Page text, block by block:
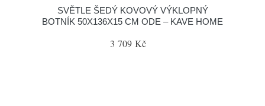
SVĚTLE ŠEDÝ KOVOVÝ VÝKLOPNÝ
BOTNÍK 50X136X15 CM ODE – KAVE HOME
3 709 Kč